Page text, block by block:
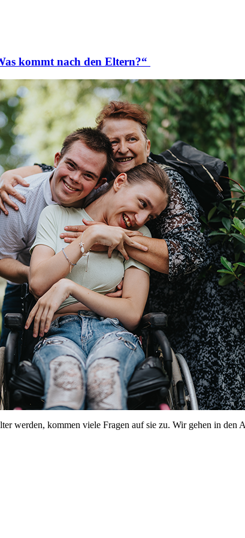
kommt nach den Eltern?“
werden, kommen viele Fragen auf sie zu. Wir gehen in